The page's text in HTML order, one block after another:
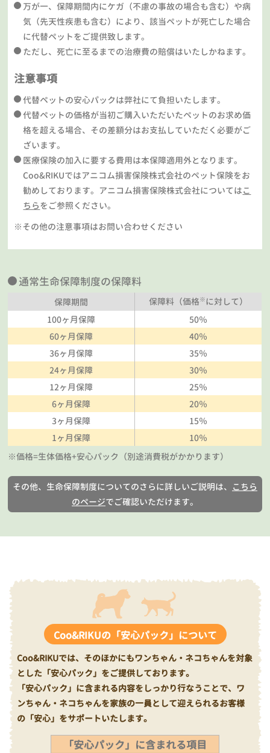
万が一、保障期間内にケガ（不慮の事故の場合も含む）や病
気（先天性疾患も含む）により、該当ペットが死亡した場合
に代替ペットをご提供致します。
ただし、死亡に至るまでの治療費の賠償はいたしかねます。
注意事項
代替ペットの安心パックは弊社にて負担いたします。
代替ペットの価格が当初ご購入いただいたペットのお求め価
格を超える場合、その差額分はお支払していただく必要がご
ざいます。
医療保険の加入に要する費用は本保障適用外となります。
Coo&RIKUではアニコム損害保険株式会社のペット保険をお
勧めしております。アニコム損害保険株式会社についてはこ
ちらをご参照ください。
※その他の注意事項はお問い合わせください
通常生命保障制度の保障料
保障期間 保障料（価格※に対して）
100ヶ月保障
50％
60ヶ月保障
40％
36ヶ月保障
35％
24ヶ月保障
30％
12ヶ月保障
25％
6ヶ月保障
20％
3ヶ月保障
15％
1ヶ月保障
10％
※価格=生体価格+安心パック（別途消費税がかかります）
その他、生命保障制度についてのさらに詳しいご説明は、 こちら
のページでご確認いただけます。
Coo&RIKUの「安心パック」について
Coo&RIKUでは、そのほかにもワンちゃん・ネコちゃんを対象
とした「安心パック」をご提供しております。
「安心パック」に含まれる内容をしっかり行なうことで、ワ
ンちゃん・ネコちゃんを家族の一員として迎えられるお客様
の「安心」をサポートいたします。
「安心パック」に含まれる項目